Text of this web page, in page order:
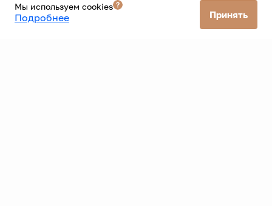
Мы используем cookies
Подробнее Принять